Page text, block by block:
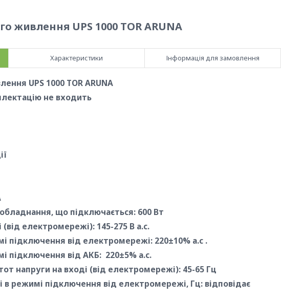
живлення UPS 1000 TOR ARUNA
Характеристики Інформація для замовлення
UPS 1000 TOR ARUNA
не входить
що підключається: 600 Вт
(від електромережі): 145-275 В а.с.
підключення від електромережі: 220±10% а.с .
підключення від АКБ: 220±5% а.с.
напруги на вході (від електромережі): 45-65 Гц
в режимі підключення від електромережі, Гц: відповідає